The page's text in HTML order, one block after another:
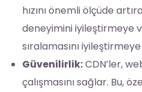
hızını önemli ölçüde
deneyimini iyileştirmeye
sıralamasını
Güvenilirlik:CDN’ler,
çalışmasını sağlar. Bu,